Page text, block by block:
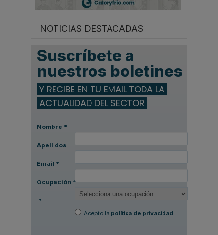
NOTICIAS DESTACADAS
Suscríbete a
nuestros boletines
Y RECIBE EN TU EMAIL TODA LA
ACTUALIDAD DEL SECTOR
Nombre *
Apellidos
Email *
Ocupación *
*
Acepto la política de privacidad.